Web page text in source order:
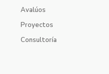
Avalúos
Proyectos
Consultoría